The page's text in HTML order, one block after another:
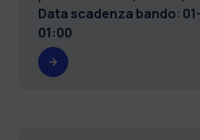
Data scadenza bando:
01:00